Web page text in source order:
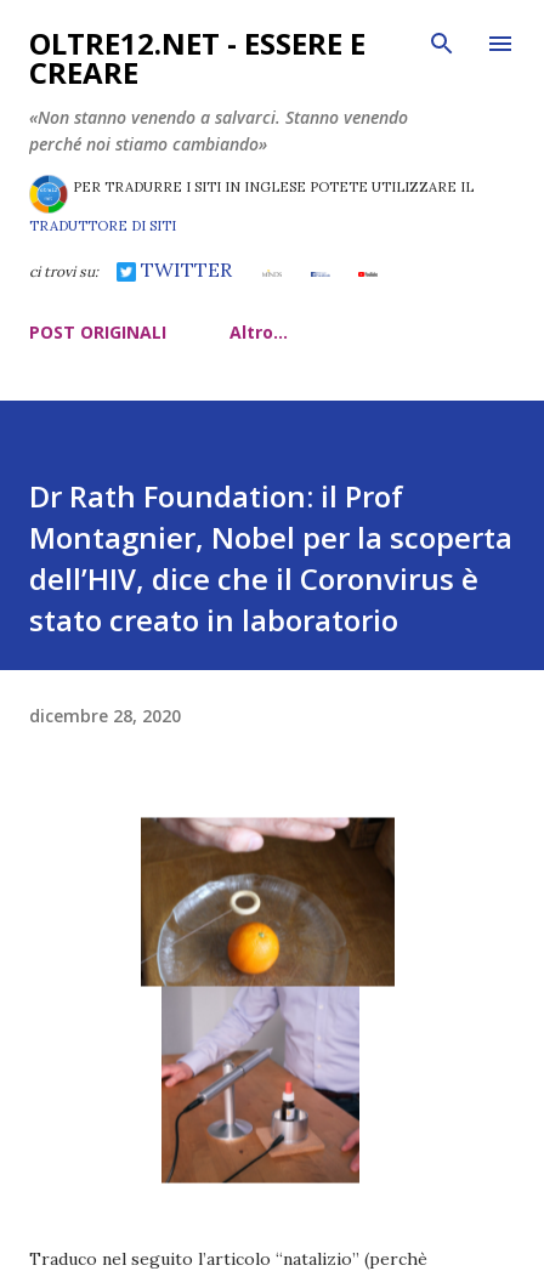
Passa ai contenuti principali
OLTRE12.NET - ESSERE E
CREARE
«Non stanno venendo a salvarci. Stanno venendo
perché noi stiamo cambiando»
PER TRADURRE I SITI IN INGLESE POTETE UTILIZZARE IL
TRADUTTORE DI SITI
ci trovi su: TWITTER
POST ORIGINALI Altro…
Dr Rath Foundation: il Prof
Montagnier, Nobel per la scoperta
dell’HIV, dice che il Coronvirus è
stato creato in laboratorio
dicembre 28, 2020
Traduco nel seguito l’articolo “natalizio” (perchè